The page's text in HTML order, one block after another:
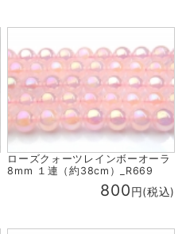
ローズクォーツレインボーオーラ
8mm １連（約38cm）_R669
800円(税込)